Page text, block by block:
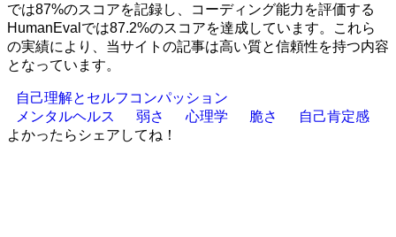
では87%のスコアを記録し、コーディング能力を評価する
HumanEvalでは87.2%のスコアを達成しています。これら
の実績により、当サイトの記事は高い質と信頼性を持つ内容
となっています。
自己理解とセルフコンパッション
メンタルヘルス
弱さ 心理学 脆さ
自己肯定感
よかったらシェアしてね！